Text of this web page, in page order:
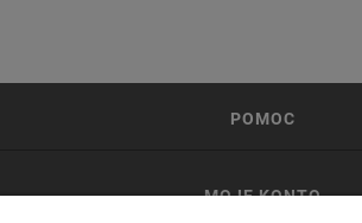
POMOC
MOJE KONTO